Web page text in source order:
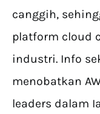
canggih,
platform cloud
industri. Info
menobatkan
leaders dalam